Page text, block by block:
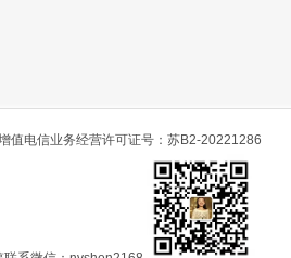
值电信业务经营许可证号：苏B2-20221286